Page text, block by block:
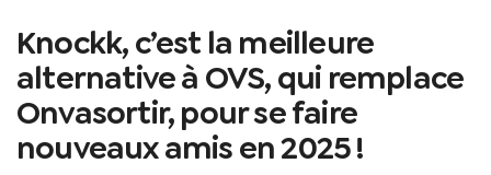
Knockk, c’est la meilleure
alternative à OVS, qui remplace
Onvasortir, pour se faire
nouveaux amis en 2025 !